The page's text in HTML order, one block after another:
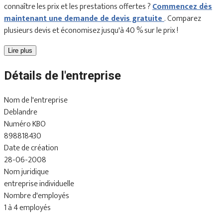
connaître les prix et les prestations offertes ?Commencez dès
maintenant une demande de devis gratuite. Comparez
plusieurs devis et économisez jusqu'à 40 % sur le prix !
Lire plus
Détails de l'entreprise
Nom de l'entreprise
Deblandre
Numéro KBO
898818430
Date de création
28-06-2008
Nom juridique
entreprise individuelle
Nombre d'employés
1 à 4 employés